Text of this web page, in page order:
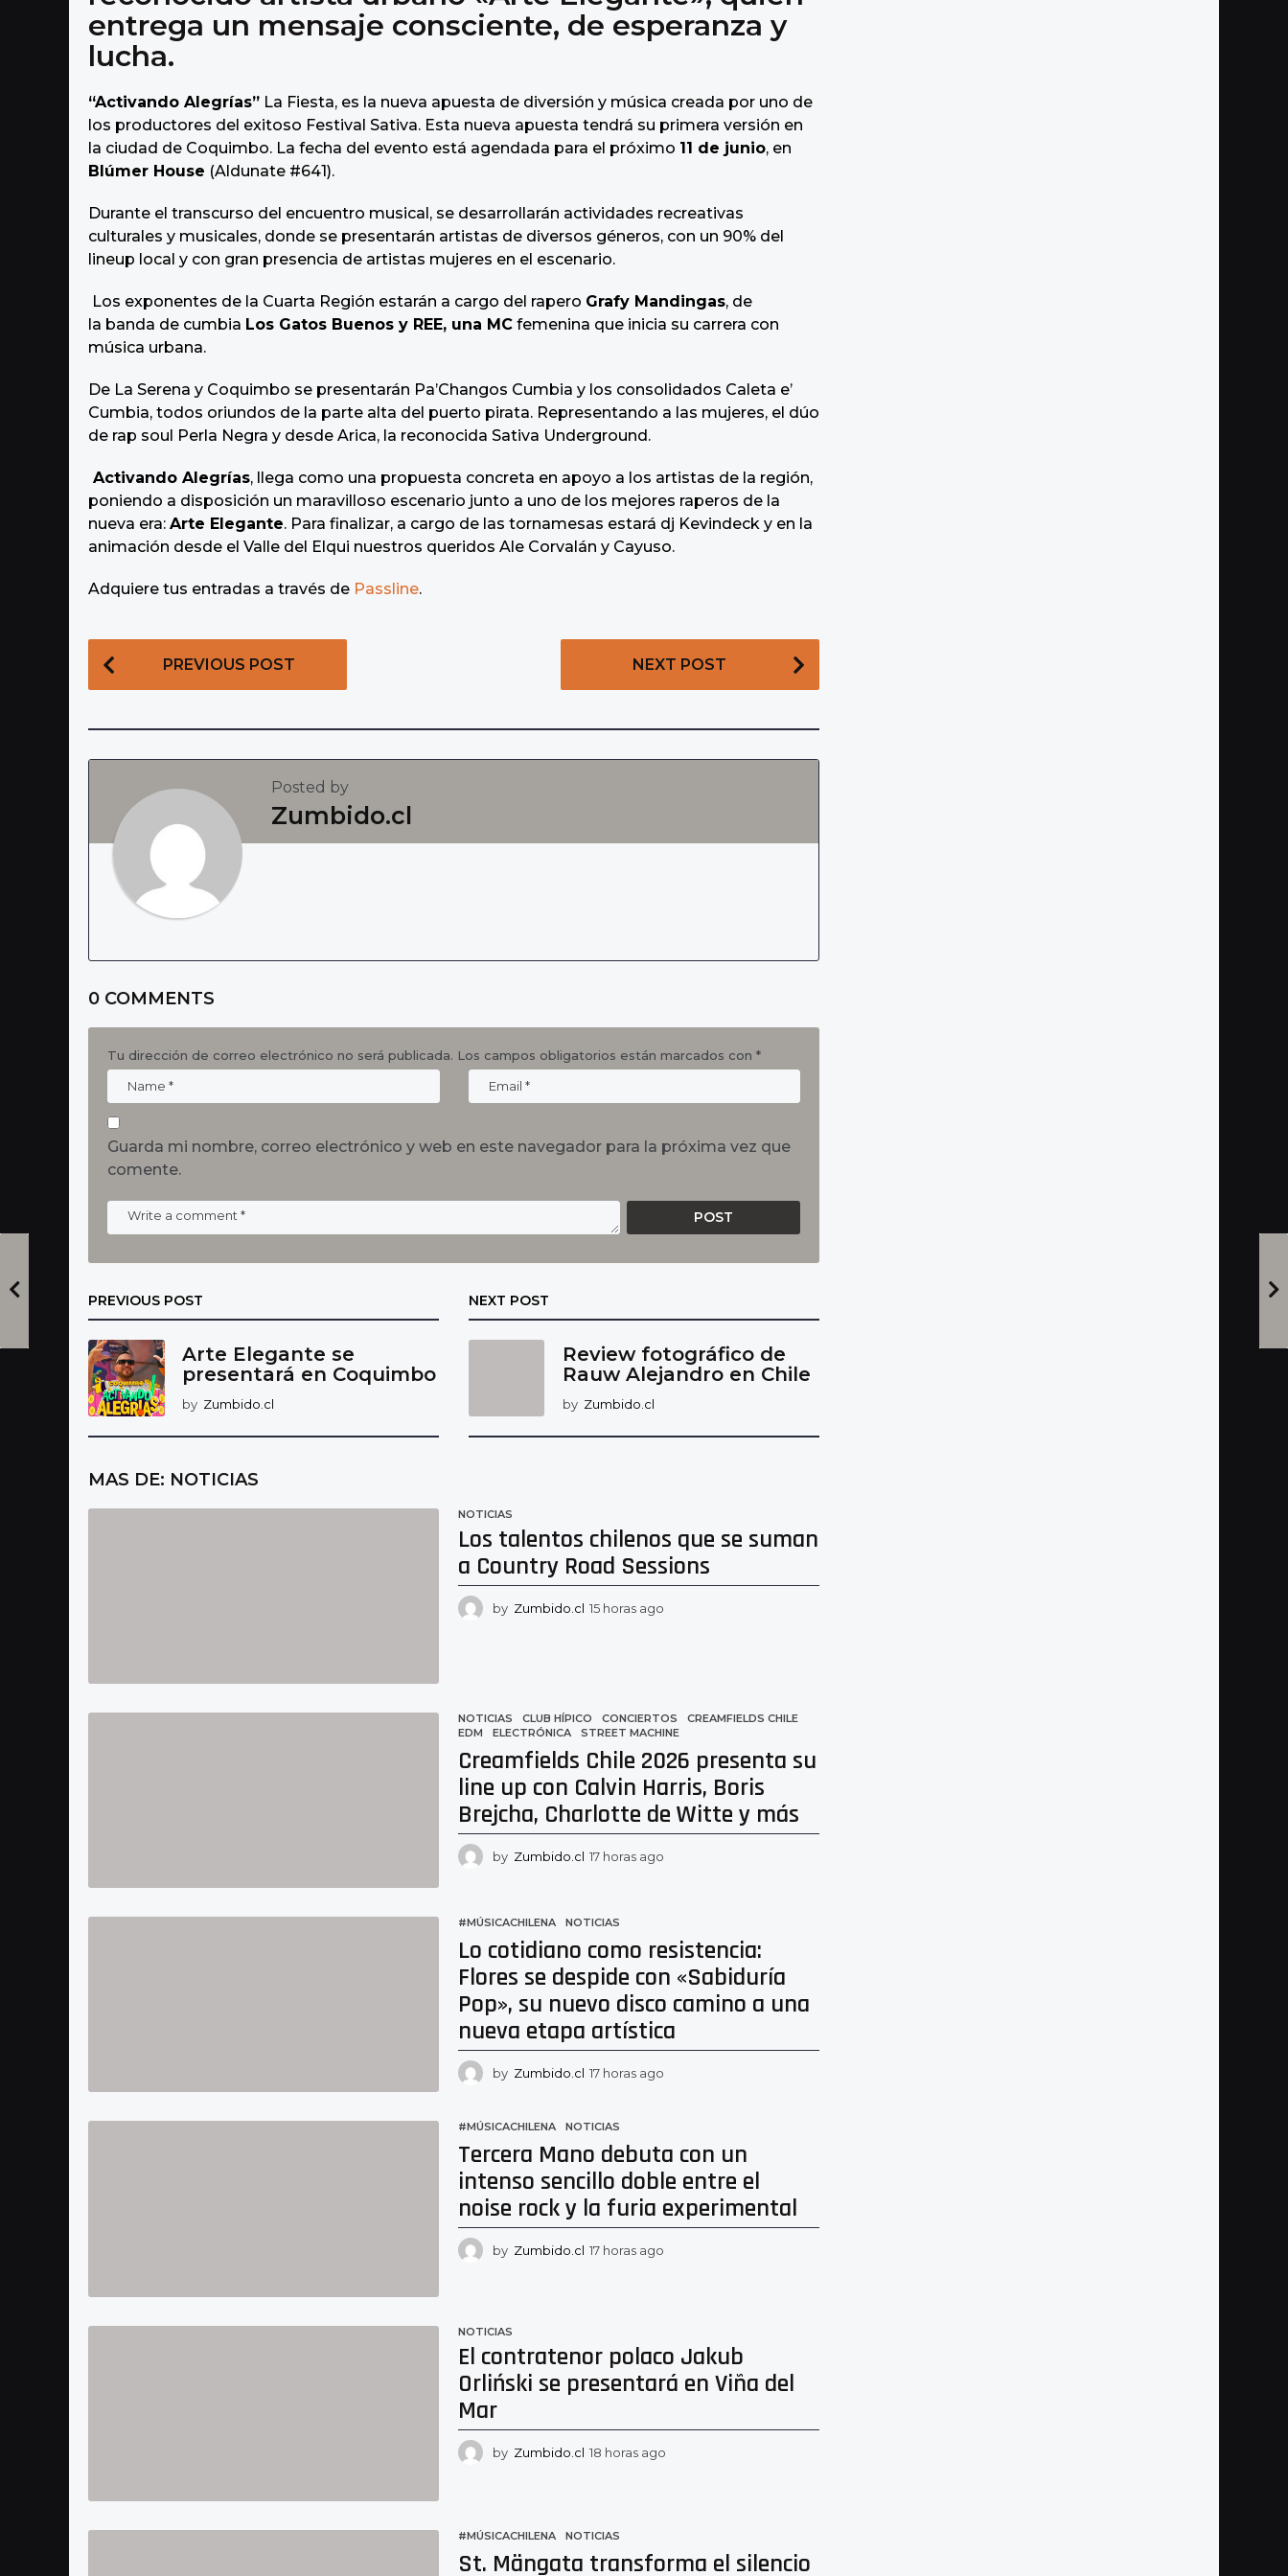
o
entrega un mensaje consciente, de esperanza y
lucha.
“Activando Alegrías” La Fiesta, es la nueva apuesta de diversión y música creada por uno de
los productores del exitoso Festival Sativa. Esta nueva apuesta tendrá su primera versión en
la ciudad de Coquimbo. La fecha del evento está agendada para el próximo 11 de junio, en
Blúmer House (Aldunate #641).
Durante el transcurso del encuentro musical, se desarrollarán actividades recreativas
culturales y musicales, donde se presentarán artistas de diversos géneros, con un 90% del
lineup local y con gran presencia de artistas mujeres en el escenario.
Los exponentes de la Cuarta Región estarán a cargo del rapero Grafy Mandingas, de
la banda de cumbia Los Gatos Buenos y REE, una MC femenina que inicia su carrera con
música urbana.
De La Serena y Coquimbo se presentarán Pa’Changos Cumbia y los consolidados Caleta e’
Cumbia, todos oriundos de la parte alta del puerto pirata. Representando a las mujeres, el dúo
de rap soul Perla Negra y desde Arica, la reconocida Sativa Underground.
Activando Alegrías, llega como una propuesta concreta en apoyo a los artistas de la región,
poniendo a disposición un maravilloso escenario junto a uno de los mejores raperos de la
nueva era: Arte Elegante. Para finalizar, a cargo de las tornamesas estará dj Kevindeck y en la
animación desde el Valle del Elqui nuestros queridos Ale Corvalán y Cayuso.
Adquiere tus entradas a través de Passline.
P
o
g
t
i
o
PREVIOUS POST NEXT POST
Posted by
Zumbido.cl
0 COMMENTS
Tu dirección de correo electrónico no será publicada. Los campos obligatorios están marcados con *
Guarda mi nombre, correo electrónico y web en este navegador para la próxima vez que
comente.
PREVIOUS POST
Arte Elegante se
presentará en Coquimbo
by Zumbido.cl
NEXT POST
Review fotográfico de
Rauw Alejandro en Chile
by Zumbido.cl
MAS DE: NOTICIAS
NOTICIAS
Los talentos chilenos que se suman
a Country Road Sessions
by Zumbido.cl 15 horas ago
s
a
g
o
NOTICIAS CLUB HÍPICO ,CONCIERTOS ,CREAMFIELDS CHILE
EDM
,ELECTRÓNICA ,STREET MACHINE
Creamfields Chile 2026 presenta su
line up con Calvin Harris, Boris
Brejcha, Charlotte de Witte y más
by Zumbido.cl 17 horas ago
a
a
g
#MÚSICACHILENA ,NOTICIAS
Lo cotidiano como resistencia:
Flores se despide con «Sabiduría
Pop», su nuevo disco camino a una
nueva etapa artística
by Zumbido.cl 17 horas ago
r
a
s
a
g
#MÚSICACHILENA ,NOTICIAS
Tercera Mano debuta con un
intenso sencillo doble entre el
noise rock y la furia experimental
by Zumbido.cl 17 horas ago
s
a
g
NOTICIAS
El contratenor polaco Jakub
Orliński se presentará en Viña del
Mar
by Zumbido.cl 18 horas ago
s
#MÚSICACHILENA ,NOTICIAS
St. Mängata transforma el silencio